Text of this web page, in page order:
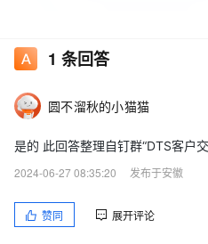
1 条回答
圆不溜秋的小猫猫
是的 此回答整理自钉群“DTS客户
2024-06-27 08:35:20
发布于安徽
赞同 展开评论